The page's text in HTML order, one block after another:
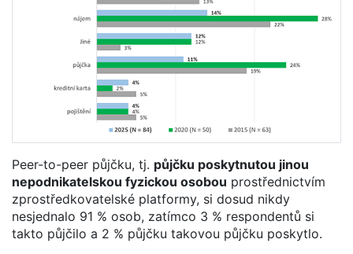
Peer-to-peer půjčku, tj. půjčku poskytnutou jinou
nepodnikatelskou fyzickou osobou prostřednictvím
zprostředkovatelské platformy, si dosud nikdy
nesjednalo 91 % osob, zatímco 3 % respondentů si
takto půjčilo a 2 % půjčku takovou půjčku poskytlo.